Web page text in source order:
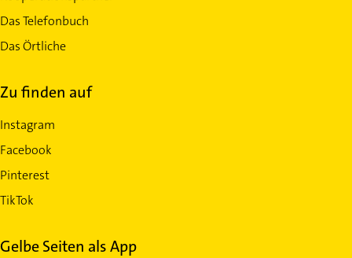
Das Telefonbuch
Das Örtliche
Zu finden auf
Instagram
Facebook
Pinterest
TikTok
Gelbe Seiten als App